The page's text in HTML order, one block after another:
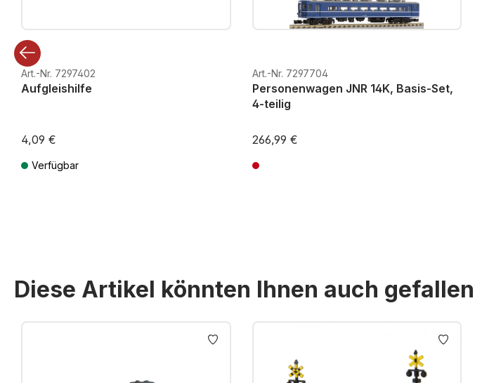
Art.-Nr. 7297402
Aufgleishilfe
4,09 €
Verfügbar
Art.-Nr. 7297704
Personenwagen JNR 14K, Basis-Set,
4-teilig
266,99 €
Diese Artikel könnten Ihnen auch gefallen
Produktgalerie überspringen